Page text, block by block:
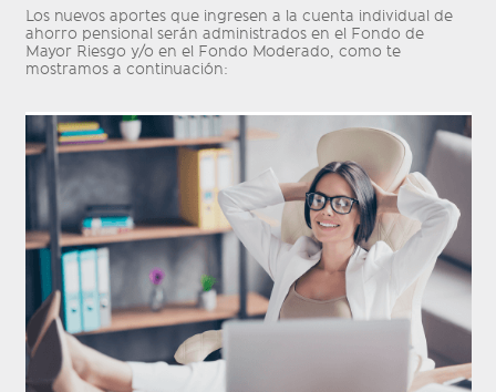
Los nuevos aportes que ingresen a la cuenta individual de
ahorro pensional serán administrados en el Fondo de
Mayor Riesgo y/o en el Fondo Moderado, como te
mostramos a continuación: